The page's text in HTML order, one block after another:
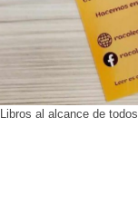
Libros al alcance de todos